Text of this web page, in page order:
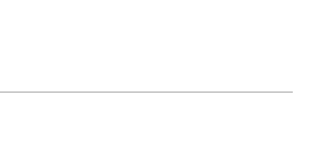
provala u naše krajeve.